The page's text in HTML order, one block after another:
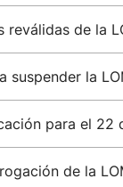
de la
suspender la
para el 22
de la